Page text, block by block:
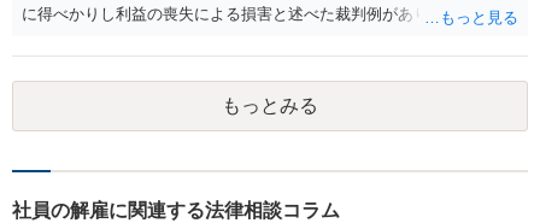
に得べかりし利益の喪失による損害と述べた裁判例があります。 役員
ます。また、手当等異なる名称が使用されていても実質はこれらと同
じような性質の金員と判断されれば、損害に含まれる可能性がありま
す。 慰謝料や弁護士については、これらの損害に含まれないと述べる
裁判例もありますが、含まれるとする見解もあり、争いがあるところ
社として正式な手続きを経て無報酬と取り決めているということでし
もっとみる
社員の解雇に関連する法律相談コラム